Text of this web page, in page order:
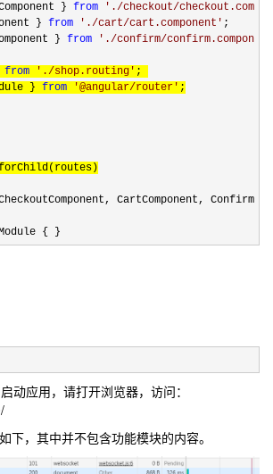
} from ' ./checkout/
} from ' ./cart/cart.component ' ;
} from ' ./confirm/confirm.component
from ' ./shop.routing ' ;
} from '@angular/router ' ;
CartComponent,
{ }
动应用，请打开浏览器，访问：
下，其中并不包含功能模块的内容。